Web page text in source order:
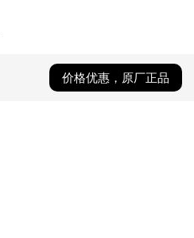
价格优惠，原厂正品